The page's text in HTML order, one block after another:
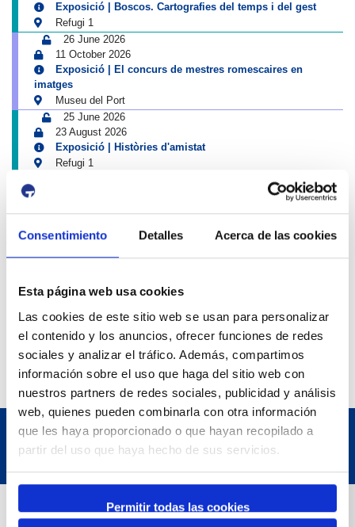
Consentimiento Detalles Acerca de las cookies
Esta página web usa cookies
Las cookies de este sitio web se usan para personalizar
el contenido y los anuncios, ofrecer funciones de redes
sociales y analizar el tráfico. Además, compartimos
información sobre el uso que haga del sitio web con
nuestros partners de redes sociales, publicidad y análisis
web, quienes pueden combinarla con otra información
que les haya proporcionado o que hayan recopilado a
partir del uso que haya hecho de sus servicios.
Permitir todas las cookies
Exposició | Boscos. Cartografies del temps i del gest
Refugi 1
26 June 2026
11 October 2026
Exposició | El concurs de mestres romescaires en
imatges
Museu del Port
25 June 2026
23 August 2026
Exposició | Històries d'amistat
Refugi 1
25 June 2026
23 August 2026
Refugi 1
7 October 2026
Inscripcions a PortAutors/es 2026
El Teatret
Contact